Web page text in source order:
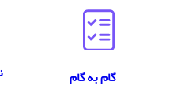
گام به گام